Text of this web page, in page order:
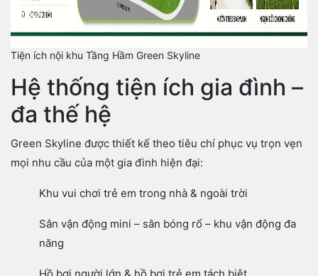
Tiện ích nội khu Tầng Hầm Green Skyline
Hệ thống tiện ích gia đình –
đa thế hệ
Green Skyline được thiết kế theo tiêu chí phục vụ trọn vẹn
mọi nhu cầu của một gia đình hiện đại:
Khu vui chơi trẻ em trong nhà & ngoài trời
Sân vận động mini – sân bóng rổ – khu vận động đa
năng